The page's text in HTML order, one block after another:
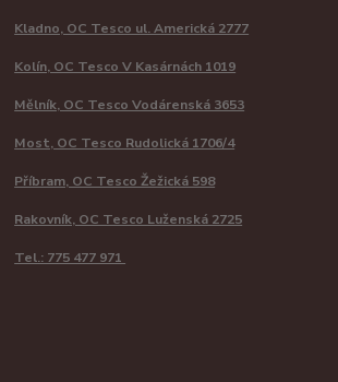
Kladno, OC Tesco ul. Americká 2777
Kolín, OC Tesco V Kasárnách 1019
Mělník, OC Tesco Vodárenská 3653
Most, OC Tesco Rudolická 1706/4
Příbram, OC Tesco Žežická 598
Rakovník, OC Tesco Luženská 2725
Tel.: 775 477 971